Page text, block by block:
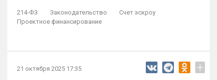
214-ФЗ Законодательство
Счет эскроу
Проектное финансирование
21 октября 2025 17:35 +